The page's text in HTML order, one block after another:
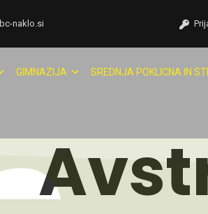
bc-naklo.si
GIMNAZIJA SREDNJA POKLICNA IN